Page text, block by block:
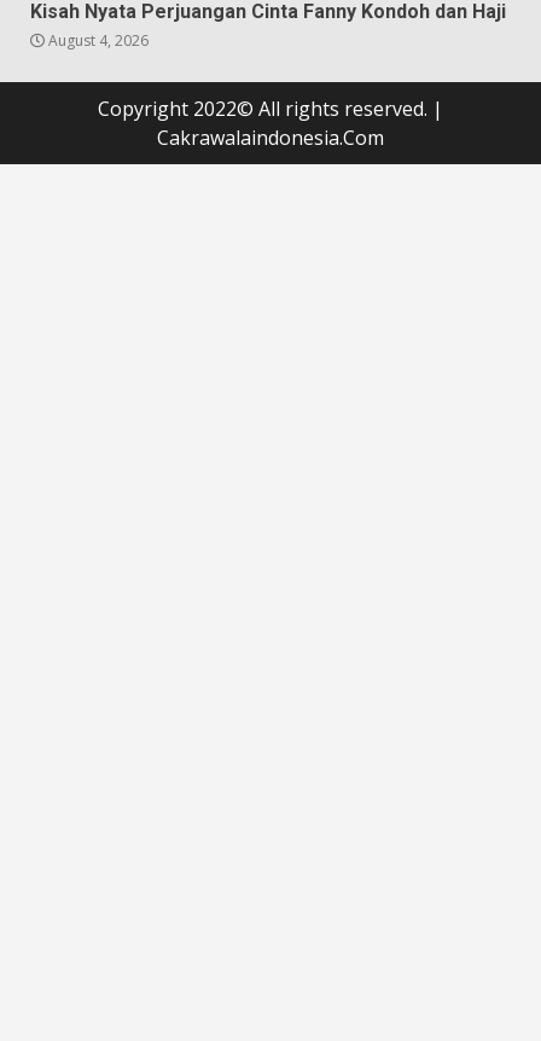
Kisah Nyata Perjuangan Cinta Fanny Kondoh dan Haji
August 4, 2026
Copyright 2022© All rights reserved. |
Cakrawalaindonesia.Com